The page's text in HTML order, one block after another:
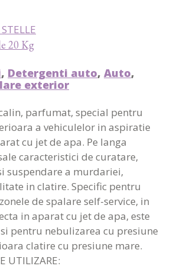
20 Kg
, Detergenti auto, Auto,
exterior
parfumat, special pentru
a vehiculelor in aspiratie
cu jet de apa. Pe langa
caracteristici de curatare,
suspendare a murdariei,
in clatire. Specific pentru
de spalare self-service, in
in aparat cu jet de apa, este
pentru nebulizarea cu presiune
clatire cu presiune mare.
UTILIZARE: